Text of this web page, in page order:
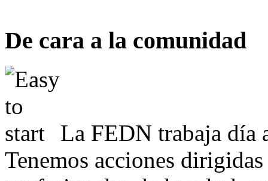
De cara a la comunidad
La FEDN trabaja día
Tenemos acciones